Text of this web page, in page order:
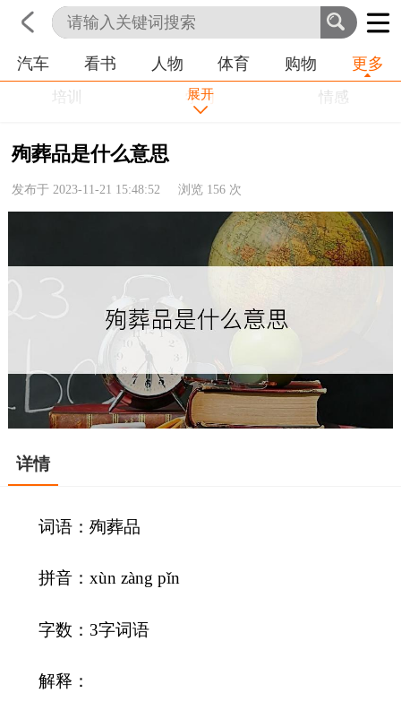
首页 科技 生活 职业
汽车 看书 人物 体育 购物 更多
培训 学习
情感
农业
健康
历史
展开
殉葬品是什么意思
发布于 2023-11-21 15:48:52 浏览 156 次
详情
词语：殉葬品
拼音：xùn zàng pǐn
字数：3字词语
解释：